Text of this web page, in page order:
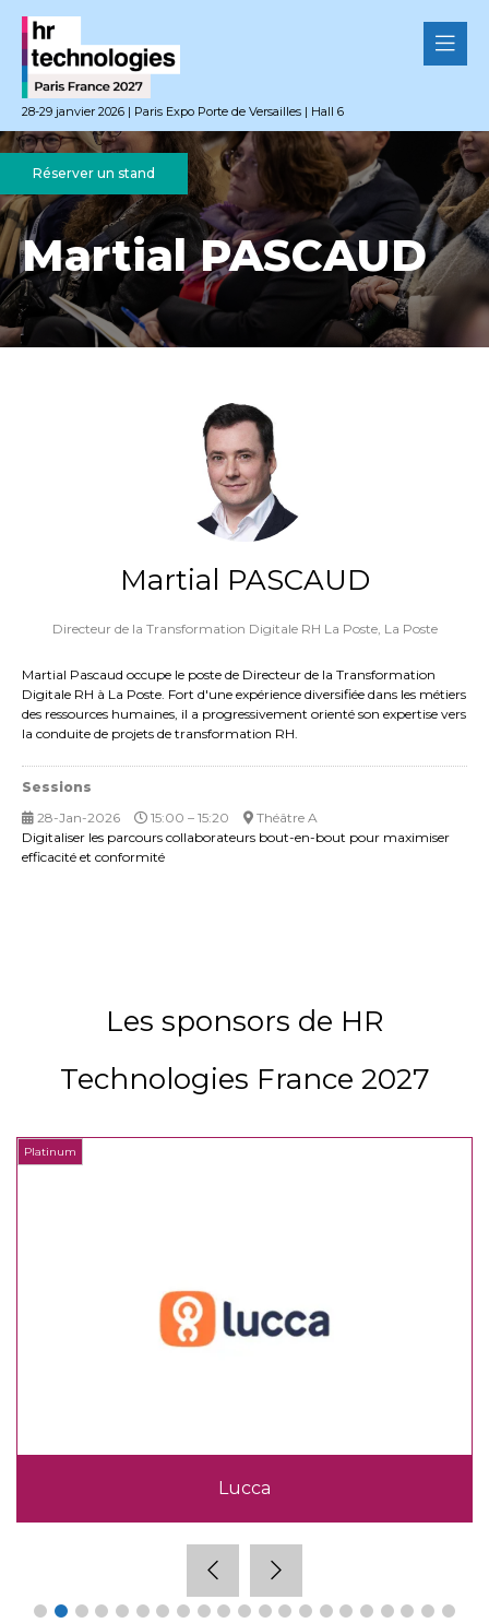
28-29 janvier 2026 | Paris Expo Porte de Versailles | Hall 6
Réserver un stand
Martial PASCAUD
Martial PASCAUD
Directeur de la Transformation Digitale RH La Poste, La Poste
Martial Pascaud occupe le poste de Directeur de la Transformation
Digitale RH à La Poste. Fort d'une expérience diversifiée dans les métiers
des ressources humaines, il a progressivement orienté son expertise vers
la conduite de projets de transformation RH.
Sessions
28-Jan-2026
15:00 – 15:20
Théâtre A
Digitaliser les parcours collaborateurs bout-en-bout pour maximiser
efficacité et conformité
Les sponsors de HR
Technologies France 2027
Platinum
Lucca